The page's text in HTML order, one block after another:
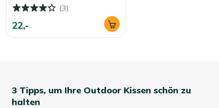
(3)
22,-
3 Tipps, um Ihre Outdoor Kissen schön zu
halten